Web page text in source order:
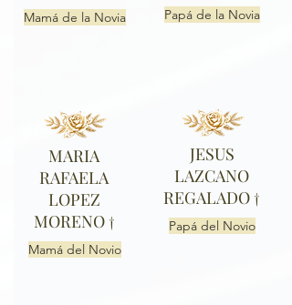
Mamá de la Novia
MARIA
RAFAELA
LOPEZ
MORENO †
Mamá del Novio
Papá de la Novia
JESUS
LAZCANO
REGALADO †
Papá del Novio